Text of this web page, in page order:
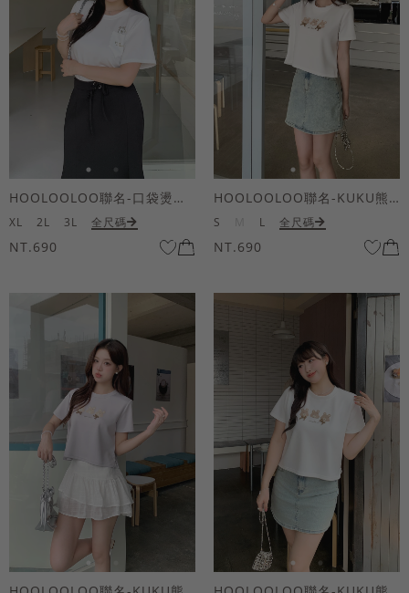
HOOLOOLOO聯名-口袋燙金KUKU熊短袖上衣
XL 2L 3L 全尺碼
NT.690
HOOLOOLOO聯名-KUKU熊蝴蝶結短袖上衣
S L 全尺碼
NT.690